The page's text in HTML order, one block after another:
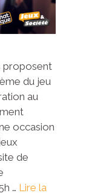
proposent
du jeu
au
occasion
de
… Lire la